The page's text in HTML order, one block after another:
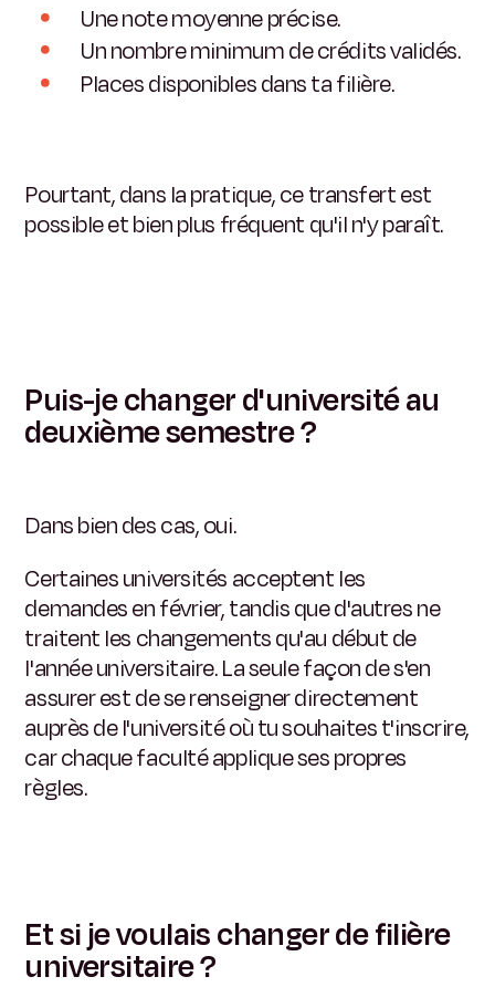
Une note moyenne précise.
Un nombre minimum de crédits validés.
Places disponibles dans ta filière.
Pourtant, dans la pratique, ce transfert est
possible et bien plus fréquent qu'il n'y paraît.
Puis-je changer d'université au
deuxième semestre ?
Dans bien des cas, oui.
Certaines universités acceptent les
demandes en février, tandis que d'autres ne
traitent les changements qu'au début de
l'année universitaire. La seule façon de s'en
assurer est de se renseigner directement
auprès de l'université où tu souhaites t'inscrire,
car chaque faculté applique ses propres
règles.
Et si je voulais changer de filière
universitaire ?